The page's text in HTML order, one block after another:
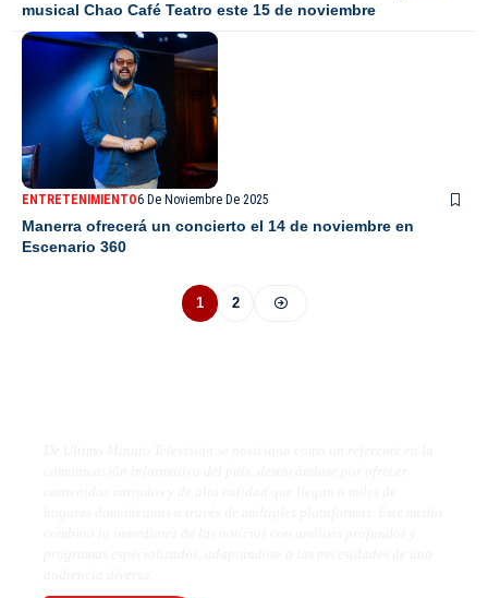
musical Chao Café Teatro este 15 de noviembre
ENTRETENIMIENTO6 De Noviembre De 2025
Manerra ofrecerá un concierto el 14 de noviembre en
Escenario 360
1 2